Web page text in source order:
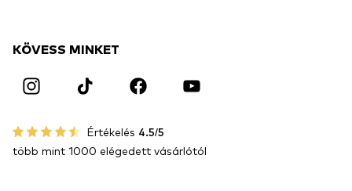
KÖVESS MINKET
Értékelés 4.5/5
több mint 1000 elégedett vásárlótól